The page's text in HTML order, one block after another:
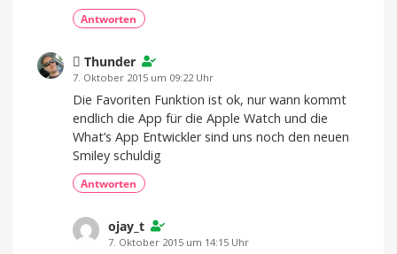
Antworten
 Thunder
7. Oktober 2015 um 09:22 Uhr
Die Favoriten Funktion ist ok, nur wann kommt
endlich die App für die Apple Watch und die
What’s App Entwickler sind uns noch den neuen
Smiley schuldig
Antworten
ojay_t
7. Oktober 2015 um 14:15 Uhr